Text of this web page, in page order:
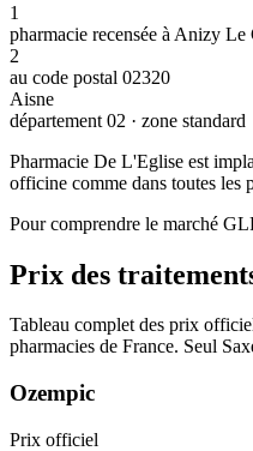
1
pharmacie recensée à Anizy Le
2
au code postal 02320
Aisne
département 02 · zone standard
Pharmacie De L'Eglise est
officine comme dans toutes les
Pour comprendre le marché
Prix des
Tableau complet des prix
pharmacies de France. Seul
Ozempic
Prix officiel